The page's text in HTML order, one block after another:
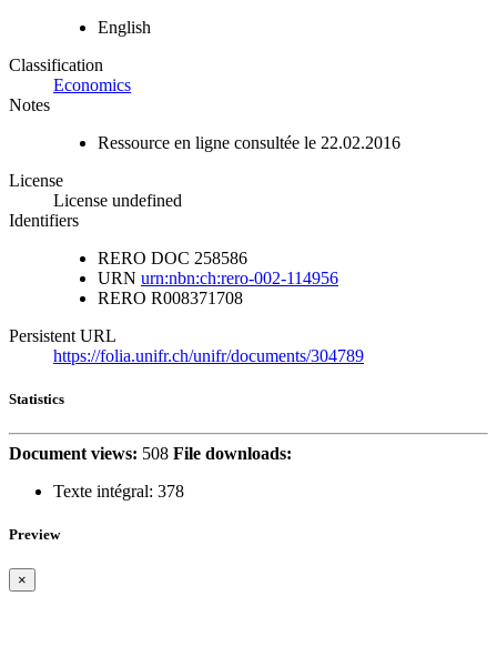
English
Classification
Economics
Notes
Ressource en ligne consultée le 22.02.2016
License
License undefined
Identifiers
RERO DOC 258586
URN urn:nbn:ch:rero-002-114956
RERO R008371708
Persistent URL
https://folia.unifr.ch/unifr/documents/304789
Statistics
Document views: 508 File downloads:
Texte intégral: 378
Preview
×